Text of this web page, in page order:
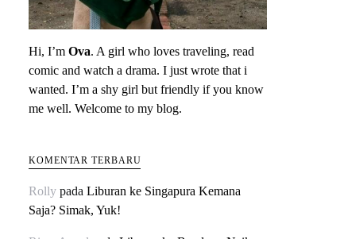
Hi, I’m Ova. A girl who loves traveling, read
comic and watch a drama. I just wrote that i
wanted. I’m a shy girl but friendly if you know
me well. Welcome to my blog.
KOMENTAR TERBARU
Rolly pada Liburan ke Singapura Kemana
Saja? Simak, Yuk!